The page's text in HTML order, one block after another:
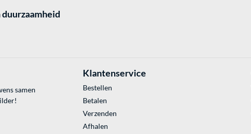
samen
Klantenservice
Bestellen
Betalen
Verzenden
Afhalen